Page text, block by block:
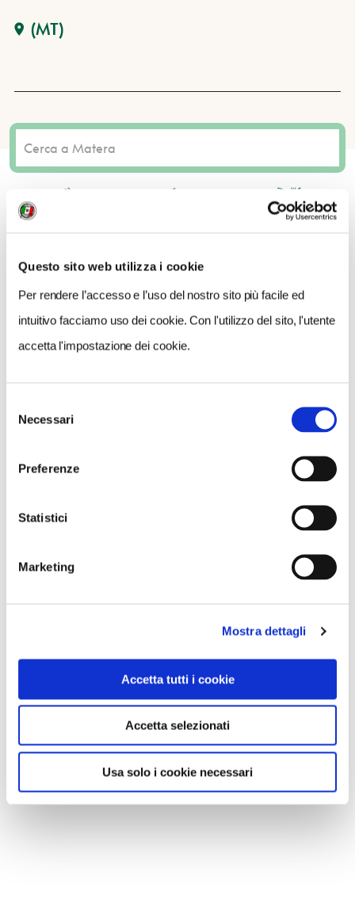
Questo sito web utilizza i cookie
Per rendere l’accesso e l’uso del nostro sito più facile ed
intuitivo facciamo uso dei cookie. Con l'utilizzo del sito, l'utente
accetta l'impostazione dei cookie.
delNecessari
Preferenze
Statistici
Marketing
Mostra dettagli
Accetta tutti i cookie
Accetta selezionati
Usa solo i cookie necessari
(MT)
DOVE MANGIARE
0 RISULTATI
Nessun risultato.
MAPPA